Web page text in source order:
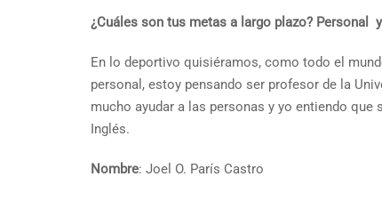
¿Cuáles son tus metas a largo plazo? Personal
En lo deportivo quisiéramos, como todo el
personal, estoy pensando ser profesor de la
mucho ayudar a las personas y yo entiendo
Inglés.
Nombre: Joel O. París Castro